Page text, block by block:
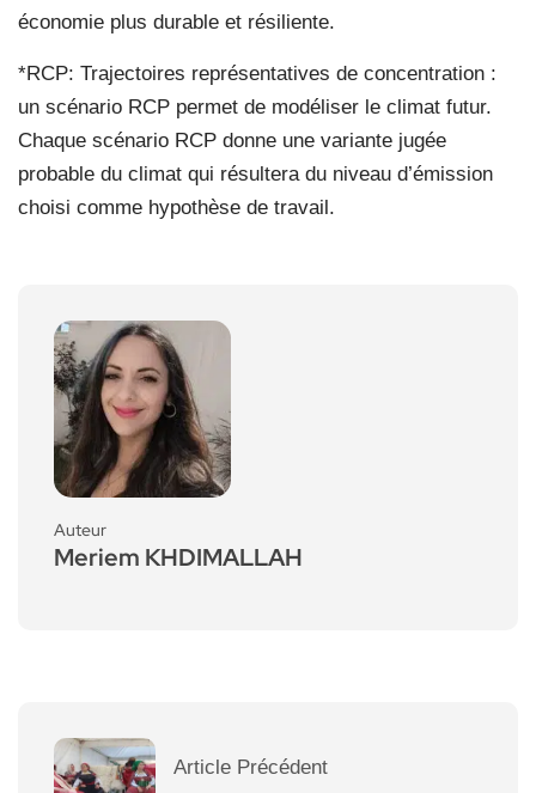
économie plus durable et résiliente.
*RCP: Trajectoires représentatives de concentration :
un scénario RCP permet de modéliser le climat futur.
Chaque scénario RCP donne une variante jugée
probable du climat qui résultera du niveau d’émission
choisi comme hypothèse de travail.
Auteur
Meriem KHDIMALLAH
Article Précédent